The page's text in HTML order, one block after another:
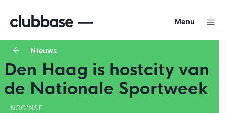
Menu
Nieuws
Den Haag is hostcity van
de Nationale Sportweek
NOC*NSF